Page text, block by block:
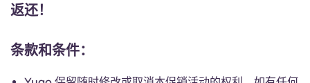
返还！
条款和条件：